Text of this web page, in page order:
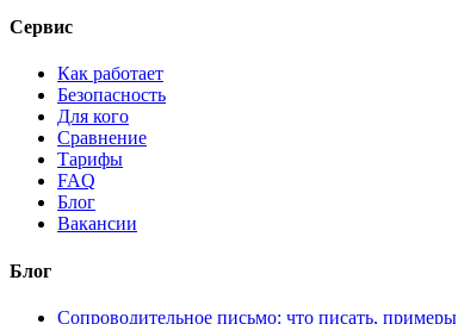
Сервис
Как работает
Безопасность
Для кого
Сравнение
Тарифы
FAQ
Блог
Вакансии
Блог
Сопроводительное письмо: что писать, примеры